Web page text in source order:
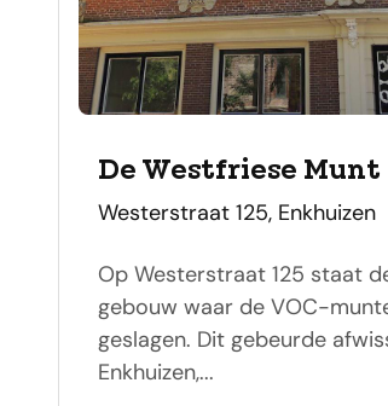
De Westfriese Munt
adres
Westerstraat 125, Enkhuizen
Op Westerstraat 125 staat
gebouw waar de VOC-
geslagen. Dit gebeurde
Enkhuizen,...